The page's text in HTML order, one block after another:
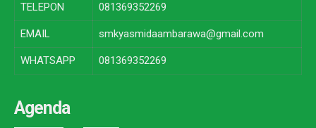
TELEPON 081369352269
EMAIL smkyasmidaambarawa@gmail.com
WHATSAPP 081369352269
Agenda